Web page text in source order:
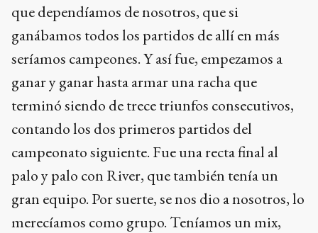
que dependíamos de nosotros, que si
ganábamos todos los partidos de allí en más
seríamos campeones. Y así fue, empezamos a
ganar y ganar hasta armar una racha que
terminó siendo de trece triunfos consecutivos,
contando los dos primeros partidos del
campeonato siguiente. Fue una recta final al
palo y palo con River, que también tenía un
gran equipo. Por suerte, se nos dio a nosotros, lo
merecíamos como grupo. Teníamos un mix,